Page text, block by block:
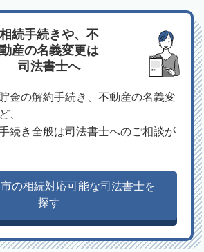
相続手続きや、不
動産の名義変更は
司法書士へ
金の解約手続き、不動産の名義変
、
続き全般は司法書士へのご相談が
の相続対応可能な司法書士を
探す